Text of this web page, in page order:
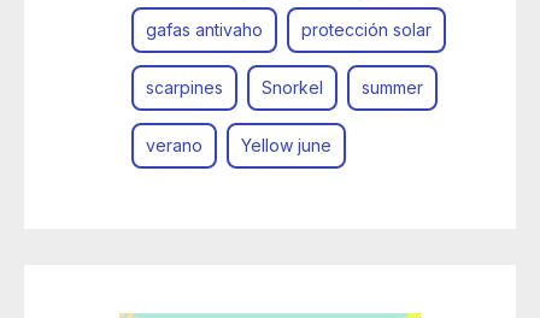
gafas antivaho protección solar
scarpines Snorkel summer
verano Yellow june